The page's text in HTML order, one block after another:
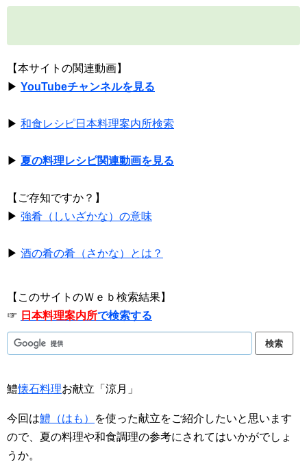
【本サイトの関連動画】
▶ YouTubeチャンネルを見る
▶ 和食レシピ日本料理案内所検索
▶ 夏の料理レシピ関連動画を見る
【ご存知ですか？】
▶ 強肴（しいざかな）の意味
▶ 酒の肴の肴（さかな）とは？
【このサイトのＷｅｂ検索結果】
☞ 日本料理案内所で検索する
鱧懐石料理お献立「涼月」
今回は鱧（はも）
を使った献立をご紹介したいと思います
ので、夏の料理や和食調理の参考にされてはいかがでしょ
うか。